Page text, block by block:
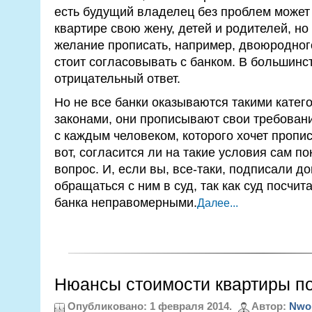
есть будущий владелец без проблем может
квартире свою жену, детей и родителей, но
желание прописать, например,
стоит согласовывать с банком. В
отрицательный ответ.
Но не все банки оказываются такими
законами, они прописывают свои
с каждым человеком, которого хочет
вот, согласится ли на такие условия сам
вопрос. И, если вы, все-таки, подписали
обращаться с ним в суд, так как суд
банка неправомерными.Далее...
Нюансы стоимости квартиры
Опубликовано: 1 февраля 2014. Автор: